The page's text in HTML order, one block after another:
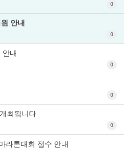
0
안내
0
안내
0
0
최됩니다
0
라톤대회 접수 안내